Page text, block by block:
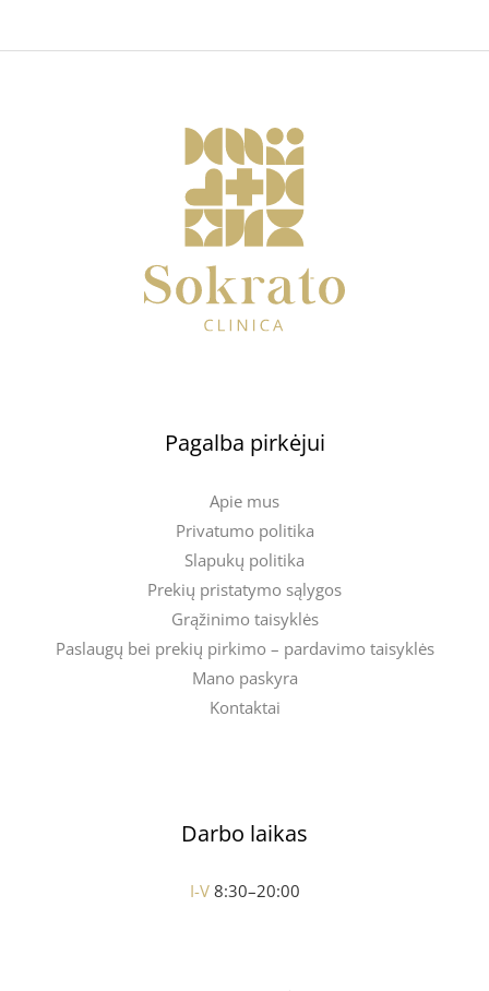
Pagalba pirkėjui
Apie mus
Privatumo politika
Slapukų politika
Prekių pristatymo sąlygos
Grąžinimo taisyklės
Paslaugų bei prekių pirkimo – pardavimo taisyklės
Mano paskyra
Kontaktai
Darbo laikas
I-V 8:30–20:00